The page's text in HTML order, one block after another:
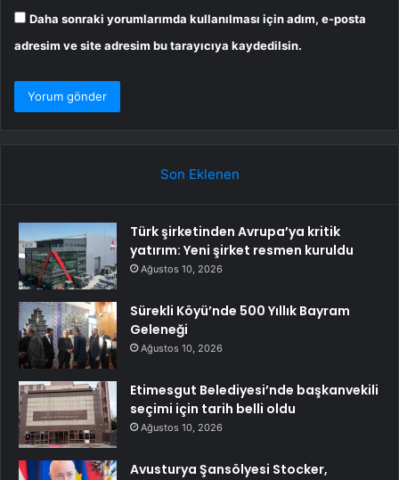
Daha sonraki yorumlarımda kullanılması için adım, e-posta
adresim ve site adresim bu tarayıcıya kaydedilsin.
Son Eklenen
Türk şirketinden Avrupa’ya kritik
yatırım: Yeni şirket resmen kuruldu
Ağustos 10, 2026
Sürekli Köyü’nde 500 Yıllık Bayram
Geleneği
Ağustos 10, 2026
Etimesgut Belediyesi’nde başkanvekili
seçimi için tarih belli oldu
Ağustos 10, 2026
Avusturya Şansölyesi Stocker,